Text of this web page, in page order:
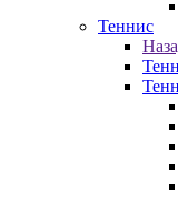
Теннис